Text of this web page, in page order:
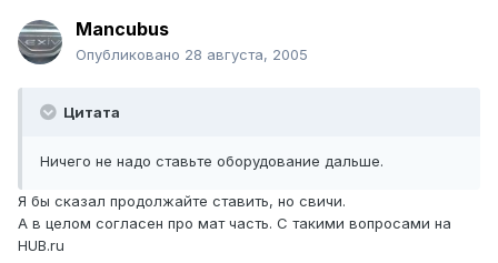
Mancubus
Опубликовано 28 августа, 2005
Цитата
Ничего не надо ставьте оборудование дальше.
Я бы сказал продолжайте ставить, но свичи.
А в целом согласен про мат часть. С такими вопросами на
HUB.ru